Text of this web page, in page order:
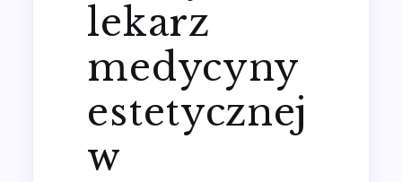
lekarz
medycyny
estetycznej
w